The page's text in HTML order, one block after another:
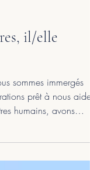
il/elle
sommes immergés